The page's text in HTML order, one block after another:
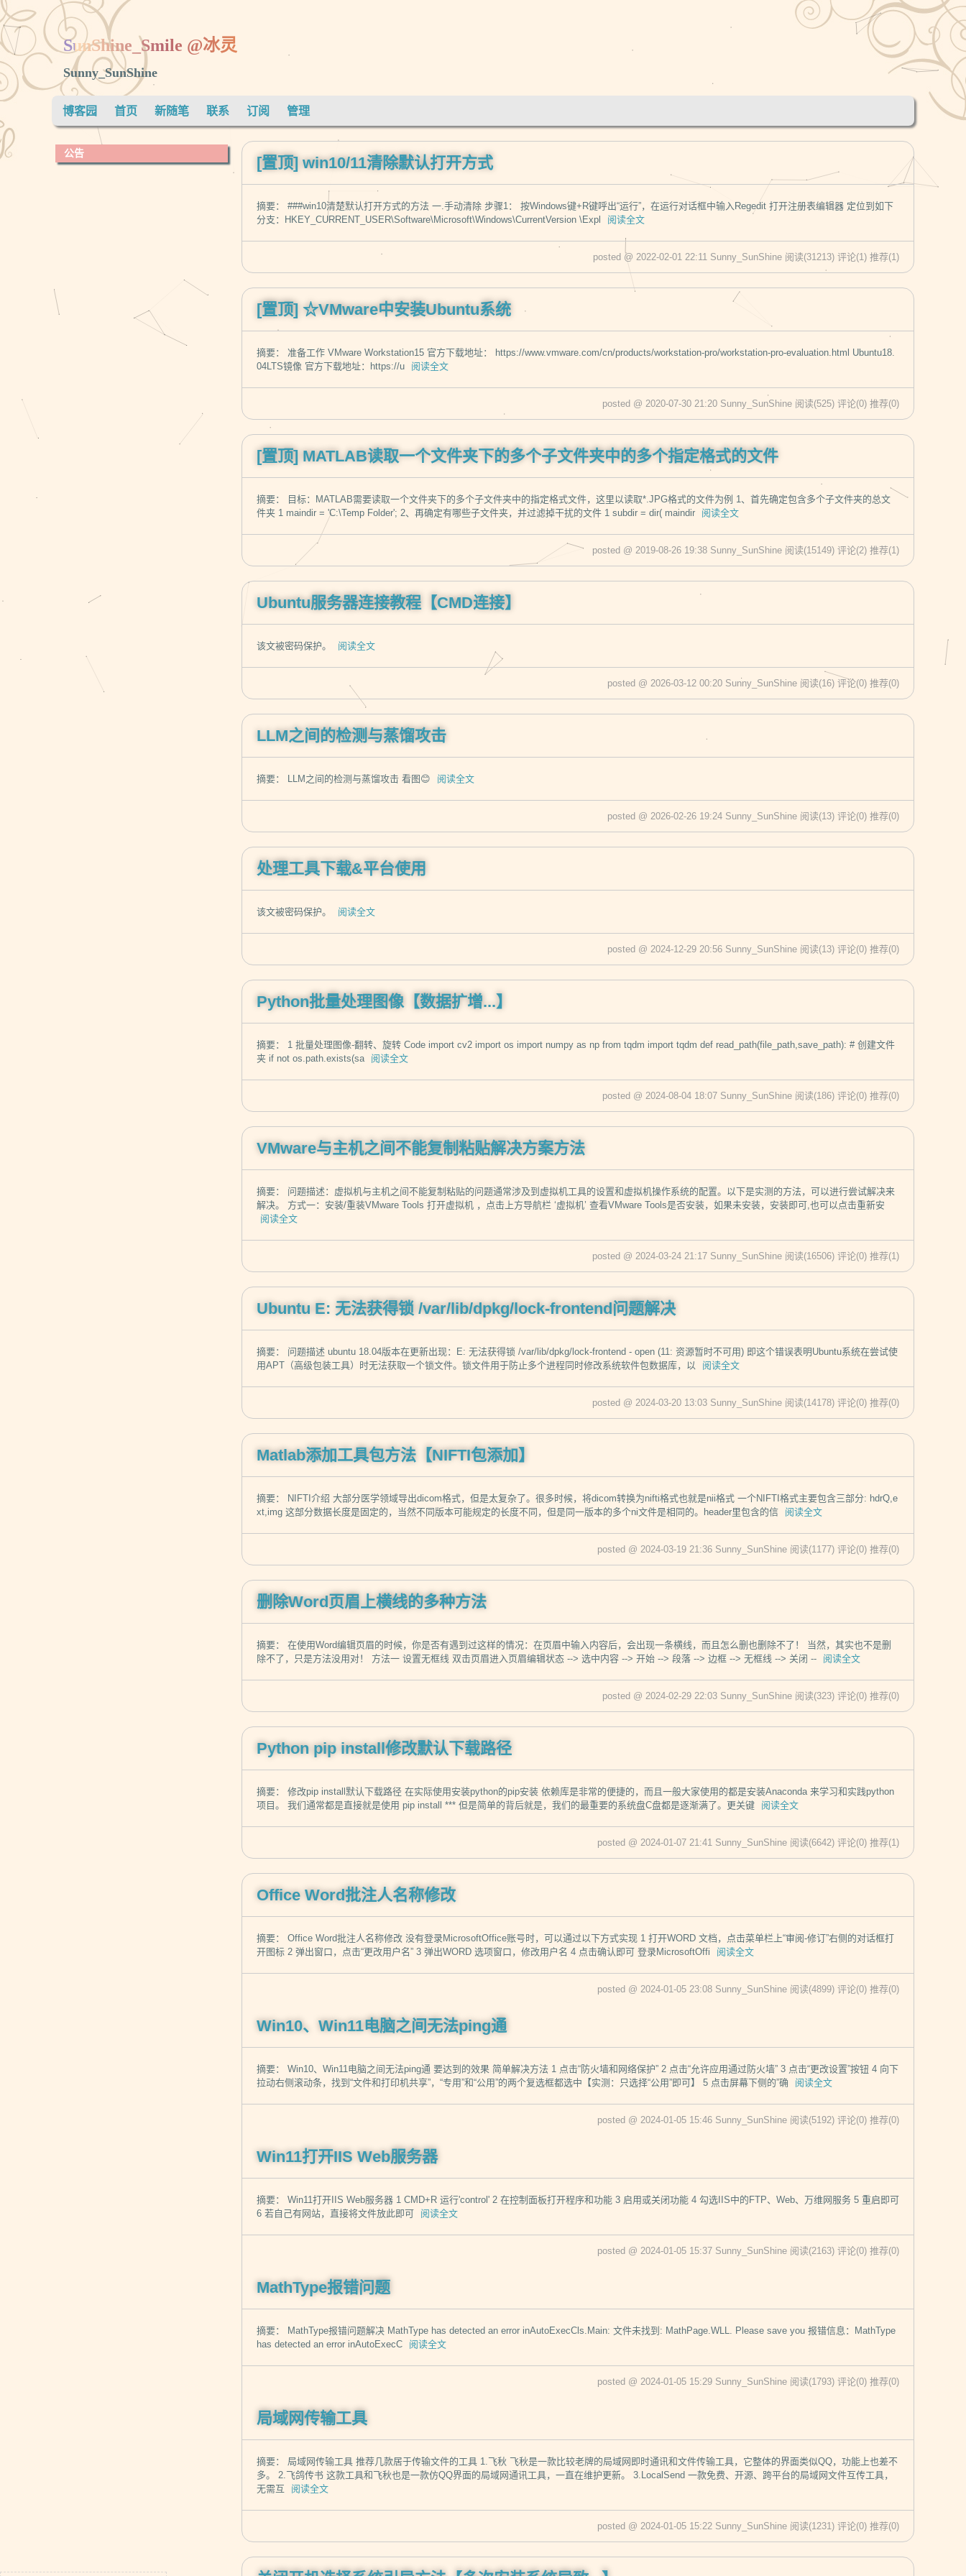
SunShine_Smile @冰灵
Sunny_SunShine
博客园 首页 新随笔 联系 订阅 管理
[置顶] win10/11清除默认打开方式
摘要： ###win10清楚默认打开方式的方法 一.手动清除 步骤1： 按Windows键+R键呼出“运行”，在运行对话框中输入Regedit 打开注册表编辑器 定位到如下
分支：HKEY_CURRENT_USER\Software\Microsoft\Windows\CurrentVersion \Expl
阅读全文
posted @ 2022-02-01 22:11 Sunny_SunShine 阅读(31213) 评论(1) 推荐(1)
[置顶] ☆VMware中安装Ubuntu系统
摘要： 准备工作 VMware Workstation15 官方下载地址： https://www.vmware.com/cn/products/workstation-pro/workstation-pro-evaluation.html Ubuntu18.
04LTS镜像 官方下载地址：https://u
阅读全文
posted @ 2020-07-30 21:20 Sunny_SunShine 阅读(525) 评论(0) 推荐(0)
[置顶] MATLAB读取一个文件夹下的多个子文件夹中的多个指定格式的文件
摘要： 目标：MATLAB需要读取一个文件夹下的多个子文件夹中的指定格式文件，这里以读取*.JPG格式的文件为例 1、首先确定包含多个子文件夹的总文
件夹 1 maindir = 'C:\Temp Folder'; 2、再确定有哪些子文件夹，并过滤掉干扰的文件 1 subdir = dir( maindir
阅读全文
posted @ 2019-08-26 19:38 Sunny_SunShine 阅读(15149) 评论(2) 推荐(1)
Ubuntu服务器连接教程【CMD连接】
该文被密码保护。 阅读全文
posted @ 2026-03-12 00:20 Sunny_SunShine 阅读(16) 评论(0) 推荐(0)
LLM之间的检测与蒸馏攻击
摘要： LLM之间的检测与蒸馏攻击 看图😊 阅读全文
posted @ 2026-02-26 19:24 Sunny_SunShine 阅读(13) 评论(0) 推荐(0)
处理工具下载&平台使用
该文被密码保护。 阅读全文
posted @ 2024-12-29 20:56 Sunny_SunShine 阅读(13) 评论(0) 推荐(0)
Python批量处理图像【数据扩增...】
摘要： 1 批量处理图像-翻转、旋转 Code import cv2 import os import numpy as np from tqdm import tqdm def read_path(file_path,save_path): # 创建文件
夹 if not os.path.exists(sa 阅读全文
posted @ 2024-08-04 18:07 Sunny_SunShine 阅读(186) 评论(0) 推荐(0)
VMware与主机之间不能复制粘贴解决方案方法
摘要： 问题描述：虚拟机与主机之间不能复制粘贴的问题通常涉及到虚拟机工具的设置和虚拟机操作系统的配置。以下是实测的方法，可以进行尝试解决来
解决。 方式一：安装/重装VMware Tools 打开虚拟机 ，点击上方导航栏 ‘虚拟机’ 查看VMware Tools是否安装，如果未安装，安装即可,也可以点击重新安
阅读全文
posted @ 2024-03-24 21:17 Sunny_SunShine 阅读(16506) 评论(0) 推荐(1)
Ubuntu E: 无法获得锁 /var/lib/dpkg/lock-frontend问题解决
摘要： 问题描述 ubuntu 18.04版本在更新出现：E: 无法获得锁 /var/lib/dpkg/lock-frontend - open (11: 资源暂时不可用) 即这个错误表明Ubuntu系统在尝试使
用APT（高级包装工具）时无法获取一个锁文件。锁文件用于防止多个进程同时修改系统软件包数据库，以
阅读全文
posted @ 2024-03-20 13:03 Sunny_SunShine 阅读(14178) 评论(0) 推荐(0)
Matlab添加工具包方法【NIFTI包添加】
摘要： NIFTI介绍 大部分医学领域导出dicom格式，但是太复杂了。很多时候，将dicom转换为nifti格式也就是nii格式 一个NIFTI格式主要包含三部分: hdrQ,e
xt,img 这部分数据长度是固定的，当然不同版本可能规定的长度不同，但是同一版本的多个ni文件是相同的。header里包含的信
阅读全文
posted @ 2024-03-19 21:36 Sunny_SunShine 阅读(1177) 评论(0) 推荐(0)
删除Word页眉上横线的多种方法
摘要： 在使用Word编辑页眉的时候，你是否有遇到过这样的情况：在页眉中输入内容后，会出现一条横线，而且怎么删也删除不了！ 当然，其实也不是删
除不了，只是方法没用对！ 方法一 设置无框线 双击页眉进入页眉编辑状态 --> 选中内容 --> 开始 --> 段落 --> 边框 --> 无框线 --> 关闭 --
阅读全文
posted @ 2024-02-29 22:03 Sunny_SunShine 阅读(323) 评论(0) 推荐(0)
Python pip install修改默认下载路径
摘要： 修改pip install默认下载路径 在实际使用安装python的pip安装 依赖库是非常的便捷的，而且一般大家使用的都是安装Anaconda 来学习和实践python
项目。 我们通常都是直接就是使用 pip install *** 但是简单的背后就是，我们的最重要的系统盘C盘都是逐渐满了。更关键
阅读全文
posted @ 2024-01-07 21:41 Sunny_SunShine 阅读(6642) 评论(0) 推荐(1)
Office Word批注人名称修改
摘要： Office Word批注人名称修改 没有登录MicrosoftOffice账号时，可以通过以下方式实现 1 打开WORD 文档，点击菜单栏上“审阅-修订”右侧的对话框打
开图标 2 弹出窗口，点击“更改用户名” 3 弹出WORD 选项窗口，修改用户名 4 点击确认即可 登录MicrosoftOffi
阅读全文
posted @ 2024-01-05 23:08 Sunny_SunShine 阅读(4899) 评论(0) 推荐(0)
Win10、Win11电脑之间无法ping通
摘要： Win10、Win11电脑之间无法ping通 要达到的效果 简单解决方法 1 点击“防火墙和网络保护” 2 点击“允许应用通过防火墙” 3 点击“更改设置”按钮 4 向下
拉动右侧滚动条，找到“文件和打印机共享”，“专用”和“公用”的两个复选框都选中【实测：只选择“公用”即可】 5 点击屏幕下侧的”确
阅读全文
posted @ 2024-01-05 15:46 Sunny_SunShine 阅读(5192) 评论(0) 推荐(0)
Win11打开IIS Web服务器
摘要： Win11打开IIS Web服务器 1 CMD+R 运行'control' 2 在控制面板打开程序和功能 3 启用或关闭功能 4 勾选IIS中的FTP、Web、万维网服务 5 重启即可
6 若自己有网站，直接将文件放此即可
阅读全文
posted @ 2024-01-05 15:37 Sunny_SunShine 阅读(2163) 评论(0) 推荐(0)
MathType报错问题
摘要： MathType报错问题解决 MathType has detected an error inAutoExecCls.Main: 文件未找到: MathPage.WLL. Please save you 报错信息：MathType
has detected an error inAutoExecC
阅读全文
posted @ 2024-01-05 15:29 Sunny_SunShine 阅读(1793) 评论(0) 推荐(0)
局域网传输工具
摘要： 局域网传输工具 推荐几款居于传输文件的工具 1.飞秋 飞秋是一款比较老牌的局域网即时通讯和文件传输工具，它整体的界面类似QQ，功能上也差不
多。 2.飞鸽传书 这款工具和飞秋也是一款仿QQ界面的局域网通讯工具，一直在维护更新。 3.LocalSend 一款免费、开源、跨平台的局域网文件互传工具，
无需互
阅读全文
posted @ 2024-01-05 15:22 Sunny_SunShine 阅读(1231) 评论(0) 推荐(0)
公告